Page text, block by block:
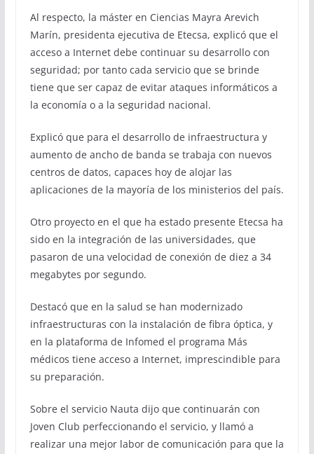
Al respecto, la máster en Ciencias Mayra Arevich
Marín, presidenta ejecutiva de Etecsa, explicó que el
acceso a Internet debe continuar su desarrollo con
seguridad; por tanto cada servicio que se brinde
tiene que ser capaz de evitar ataques informáticos a
la economía o a la seguridad nacional.
Explicó que para el desarrollo de infraestructura y
aumento de ancho de banda se trabaja con nuevos
centros de datos, capaces hoy de alojar las
aplicaciones de la mayoría de los ministerios del país.
Otro proyecto en el que ha estado presente Etecsa ha
sido en la integración de las universidades, que
pasaron de una velocidad de conexión de diez a 34
megabytes por segundo.
Destacó que en la salud se han modernizado
infraestructuras con la instalación de fibra óptica, y
en la plataforma de Infomed el programa Más
médicos tiene acceso a Internet, imprescindible para
su preparación.
Sobre el servicio Nauta dijo que continuarán con
Joven Club perfeccionando el servicio, y llamó a
realizar una mejor labor de comunicación para que la